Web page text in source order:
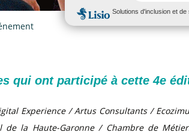
qui ont participé à cette 4e
Experience / Artus Consultants /
de la Haute-Garonne / Chambre de